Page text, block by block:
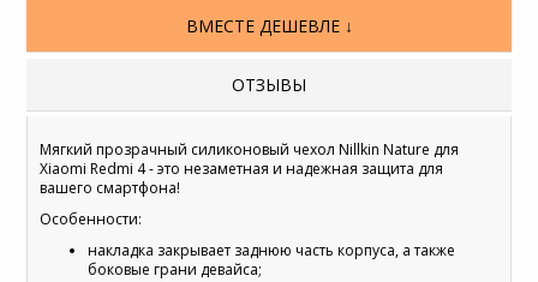
ВМЕСТЕ ДЕШЕВЛЕ ↓
ОТЗЫВЫ
Мягкий прозрачный силиконовый чехол Nillkin Nature для
Xiaomi Redmi 4 - это незаметная и надежная защита для
вашего смартфона!
Особенности:
накладка закрывает заднюю часть корпуса, а также
боковые грани девайса;